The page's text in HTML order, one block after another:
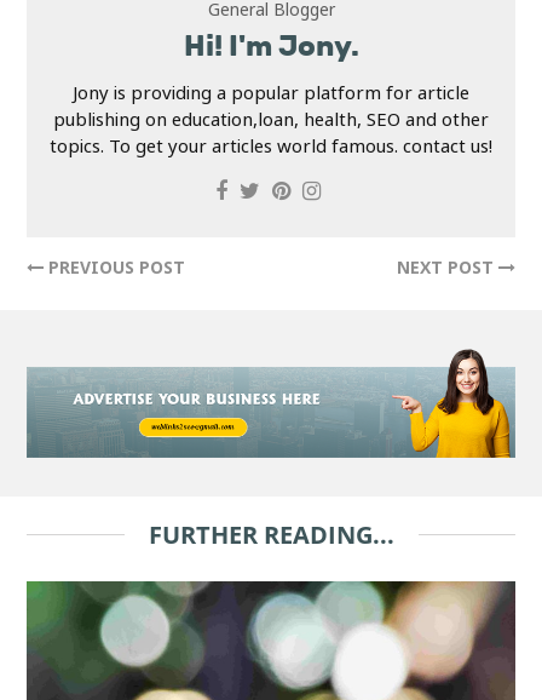
General Blogger
Hi! I'm Jony.
Jony is providing a popular platform for article
publishing on education,loan, health, SEO and other
topics. To get your articles world famous. contact us!
PREVIOUS POST NEXT POST
FURTHER READING...